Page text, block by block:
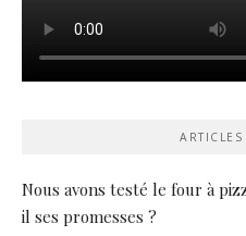
ARTICLES
Nous avons testé le four à
il ses promesses ?